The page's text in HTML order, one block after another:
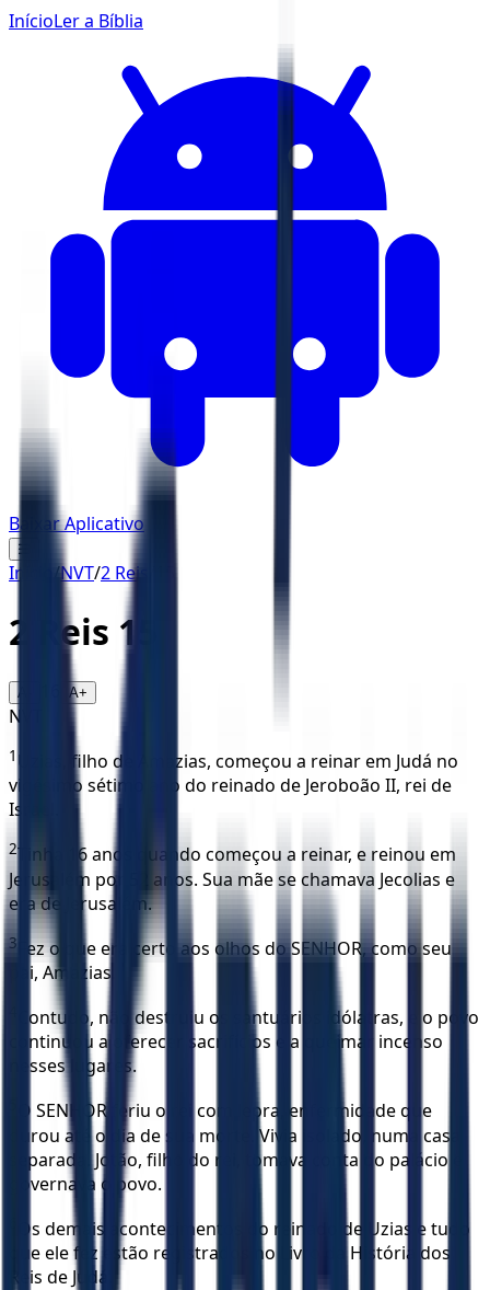
InícioLer a Bíblia
Baixar Aplicativo
☰
Início /NVT/2 Reis
2 Reis 15
A- A+
NVT
1 Uzias, filho de Amazias, começou a reinar em Judá no
vigésimo sétimo ano do reinado de Jeroboão II, rei de
Israel.
2Tinha 16 anos quando começou a reinar, e reinou em
Jerusalém por 52 anos. Sua mãe se chamava Jecolias e
era de Jerusalém.
3
Fez o que era certo aos olhos do SENHOR, como seu
pai, Amazias.
Contudo, não destruiu os santuários idólatras, e o povo
continuou a oferecer sacrifícios e a queimar incenso
nesses lugares.
O SENHOR feriu o rei com lepra, enfermidade que
durou até o dia de sua morte. Vivia isolado, numa casa
separada. Jotão, filho do rei, tomava conta do palácio e
governava o povo.
Os demais acontecimentos do reinado de Uzias e tudo
que ele fez estão registrados no Livro da História dos
Reis de Judá.